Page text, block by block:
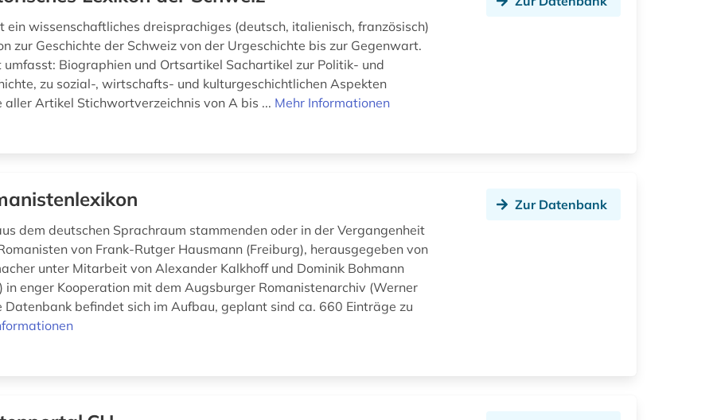
ein wissenschaftliches dreisprachiges (deutsch, italienisch, französisch)
zur Geschichte der Schweiz von der Urgeschichte bis zur Gegenwart.
umfasst: Biographien und Ortsartikel Sachartikel zur Politik- und
zu sozial-, wirtschafts- und kulturgeschichtlichen Aspekten
aller Artikel Stichwortverzeichnis von A bis ... Mehr Informationen
dem deutschen Sprachraum stammenden oder in der Vergangenheit
von Frank-Rutger Hausmann (Freiburg), herausgegeben von
unter Mitarbeit von Alexander Kalkhoff und Dominik Bohmann
in enger Kooperation mit dem Augsburger Romanistenarchiv (Werner
Datenbank befindet sich im Aufbau, geplant sind ca. 660 Einträge zu
Zur Datenbank